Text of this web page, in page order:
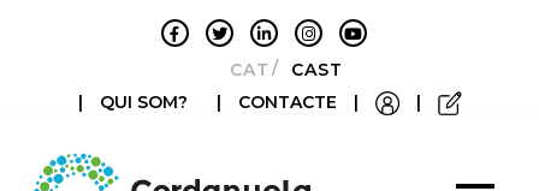
CATALÀCASTELLANO
|
QUI SOM? | CONTACTE | |